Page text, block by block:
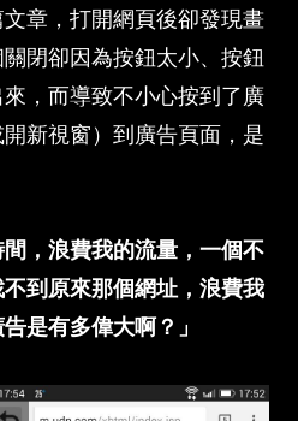
章，打開網頁後卻發現畫
閉卻因為按鈕太小、按鈕
，而導致不小心按到了廣
新視窗）到廣告頁面，是
間，浪費我的流量，一個不
到原來那個網址，浪費我
是有多偉大啊？」